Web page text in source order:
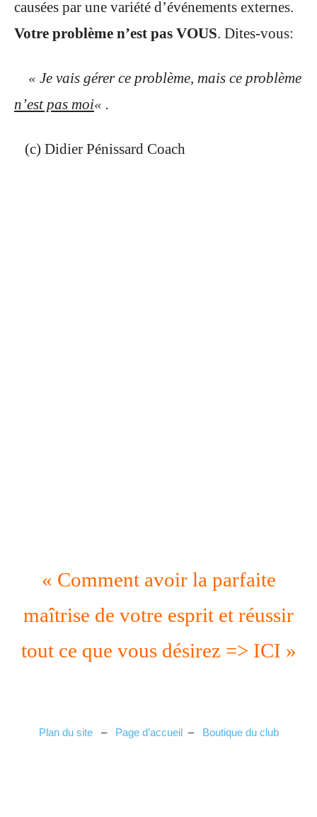
causées par une variété d’événements externes.
Votre problème n’est pas VOUS. Dites-vous:
« Je vais gérer ce problème, mais ce problème
n’est pas moi« .
(c) Didier Pénissard Coach
« Comment avoir la parfaite
maîtrise de votre esprit et réussir
tout ce que vous désirez => ICI »
Plan du site– Page d’accueil – Boutique du club